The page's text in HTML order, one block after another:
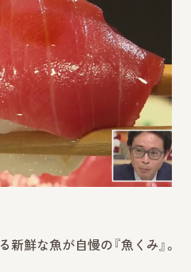
鮮な魚が自慢の『魚くみ』。